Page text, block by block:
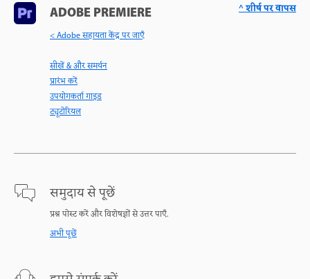
ADOBE PREMIERE
< Adobe सहायता केंद्र पर जाएँ
सीखें & और समर्थन
प्रारंभ करें
उपयोगकर्ता गाइड
ट्यूटोरियल
समुदाय से पूछें
प्रश्न पोस्ट करें और विशेषज्ञों से उत्तर पाएँ.
अभी पूछें
^ शीर्ष पर वापस